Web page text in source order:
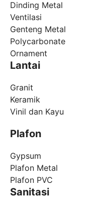
Dinding Metal
Ventilasi
Genteng Metal
Polycarbonate
Ornament
Lantai
Granit
Keramik
Vinil dan Kayu
Plafon
Gypsum
Plafon Metal
Plafon PVC
Sanitasi